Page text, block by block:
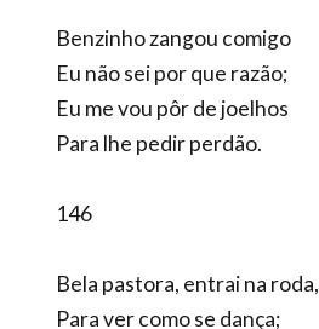
Benzinho zangou comigo
Eu não sei por que razão;
Eu me vou pôr de joelhos
Para lhe pedir perdão.
146
Bela pastora, entrai na roda,
Para ver como se dança;